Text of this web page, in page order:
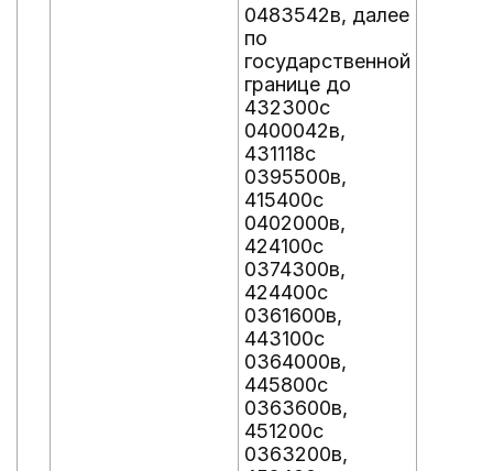
0483542в, далее
по
государственной
границе до
432300с
0400042в,
431118с
0395500в,
415400с
0402000в,
424100с
0374300в,
424400с
0361600в,
443100с
0364000в,
445800с
0363600в,
451200с
0363200в,